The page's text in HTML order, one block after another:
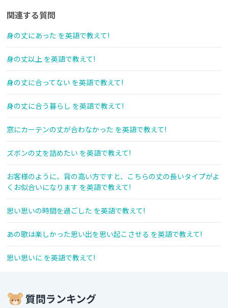
関連する質問
身の丈にあった を英語で教えて!
身の丈以上 を英語で教えて!
身の丈に合ってない を英語で教えて!
身の丈に合う暮らし を英語で教えて!
窓にカーテンの丈が合わなかった を英語で教えて!
ズボンの丈を詰めたい を英語で教えて!
お客様のように、背の高い方ですと、こちらの丈の長いタイプがよ
くお似合いになります を英語で教えて!
思い思いの時間を過ごした を英語で教えて!
あの歌は楽しかった思い出を思い起こさせる を英語で教えて!
思い思いに を英語で教えて!
質問ランキング